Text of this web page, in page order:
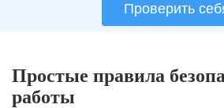
Проверить
Простые правила
работы